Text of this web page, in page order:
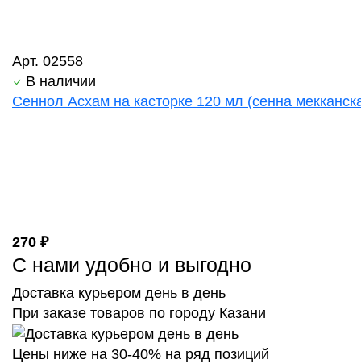
Арт. 02558
В наличии
Сеннол Асхам на касторке 120 мл (сенна
270 ₽
С нами удобно и выгодно
Доставка курьером день в день
При заказе товаров по городу Казани
Цены ниже на 30-40% на ряд позиций